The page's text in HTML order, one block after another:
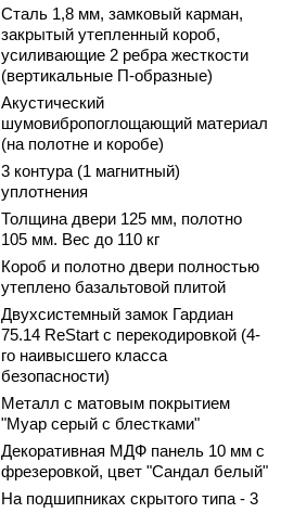
Сталь 1,8 мм, замковый карман,
закрытый утепленный короб,
усиливающие 2 ребра жесткости
(вертикальные П-образные)
Акустический
шумовибропоглощающий материал
(на полотне и коробе)
3 контура (1 магнитный)
уплотнения
Толщина двери 125 мм, полотно
105 мм. Вес до 110 кг
Короб и полотно двери полностью
утеплено базальтовой плитой
Двухсистемный замок Гардиан
75.14 ReStart с перекодировкой (4-
го наивысшего класса
безопасности)
Металл с матовым покрытием
"Муар серый с блестками"
Декоративная МДФ панель 10 мм с
фрезеровкой, цвет "Сандал белый"
На подшипниках скрытого типа - 3